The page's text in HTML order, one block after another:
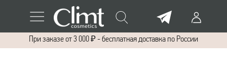
При заказе от 3 000 ₽ - бесплатная доставка по России